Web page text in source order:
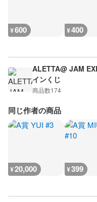
¥600 ¥400
ALETTA@ JAM
インくじ
商品数174
同じ作者の商品
¥20,000 ¥399